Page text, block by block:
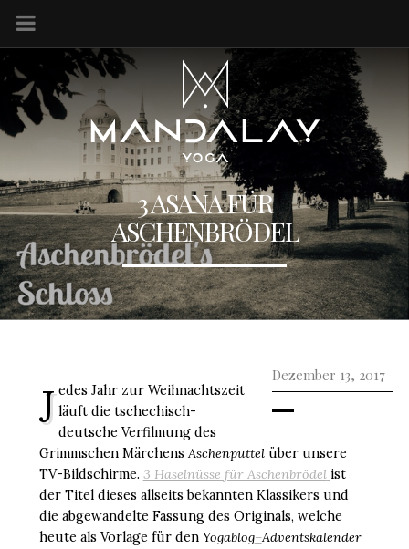
3 ASANA FÜR
ASCHENBRÖDEL
Dezember 13, 2017
J edes Jahr zur Weihnachtszeit
läuft die tschechisch-
deutsche Verfilmung des
Grimmschen MärchensAschenputtelüber unsere
TV-Bildschirme. 3 Haselnüsse für Aschenbrödel ist
der Titel dieses allseits bekannten Klassikers und
die abgewandelte Fassung des Originals, welche
heute als Vorlage für den Yogablog–Adventskalender